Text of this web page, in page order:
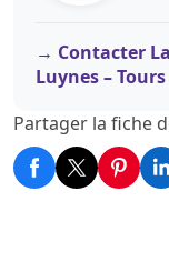
Contacter
Luynes – Tours
Partager la fiche